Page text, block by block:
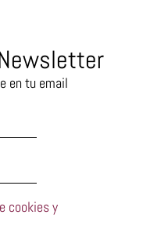
en tu email
cookies y